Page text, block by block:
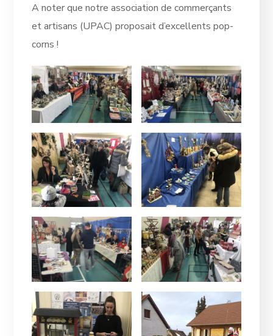
A noter que notre association de commerçants
et artisans (UPAC) proposait d’excellents pop-
corns !